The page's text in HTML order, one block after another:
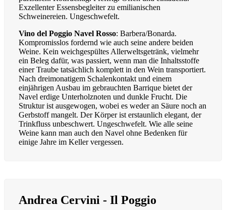
Exzellenter Essensbegleiter zu emilianischen
Schweinereien. Ungeschwefelt.
Vino del Poggio Navel Rosso: Barbera/Bonarda.
Kompromisslos fordernd wie auch seine andere beiden
Weine. Kein weichgespültes Allerweltsgetränk, vielmehr
ein Beleg dafür, was passiert, wenn man die Inhaltsstoffe
einer Traube tatsächlich komplett in den Wein transportiert.
Nach dreimonatigem Schalenkontakt und einem
einjährigen Ausbau im gebrauchten Barrique bietet der
Navel erdige Unterholznoten und dunkle Frucht. Die
Struktur ist ausgewogen, wobei es weder an Säure noch an
Gerbstoff mangelt. Der Körper ist erstaunlich elegant, der
Trinkfluss unbeschwert. Ungeschwefelt. Wie alle seine
Weine kann man auch den Navel ohne Bedenken für
einige Jahre im Keller vergessen.
Andrea Cervini - Il Poggio